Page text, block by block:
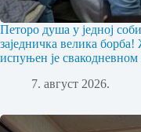
Петоро душа у једној
заједничка велика
испуњен је
7. август 2026.